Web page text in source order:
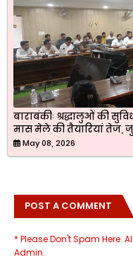
बाराबंकीः श्रद्धालुओं की
मास मेले की तैयारियां तेज,
May 08, 2026
POST A COMMENT
* Please Don't Spam Here.
Admin.